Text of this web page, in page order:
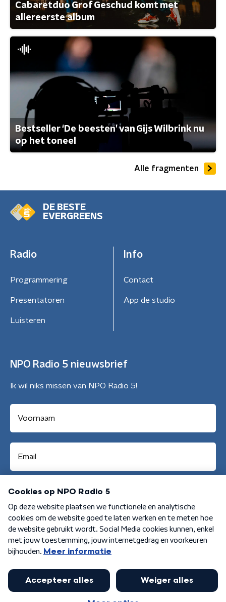
Cabaretduo Grof Geschud komt met
allereerste album
Bestseller ‘De beesten’ van Gijs Wilbrink nu
op het toneel
Alle fragmenten
DE BESTE
EVERGREENS
Radio
Programmering
Presentatoren
Luisteren
Info
Contact
App de studio
NPO Radio 5 nieuwsbrief
Ik wil niks missen van NPO Radio 5!
Aanmelden
Algemene voorwaarden